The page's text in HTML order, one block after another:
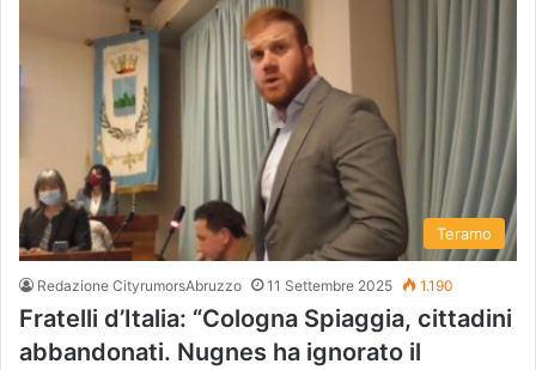
Teramo
Redazione CityrumorsAbruzzo 11 Settembre 2025 1.190
Fratelli d’Italia: “Cologna Spiaggia, cittadini
abbandonati. Nugnes ha ignorato il